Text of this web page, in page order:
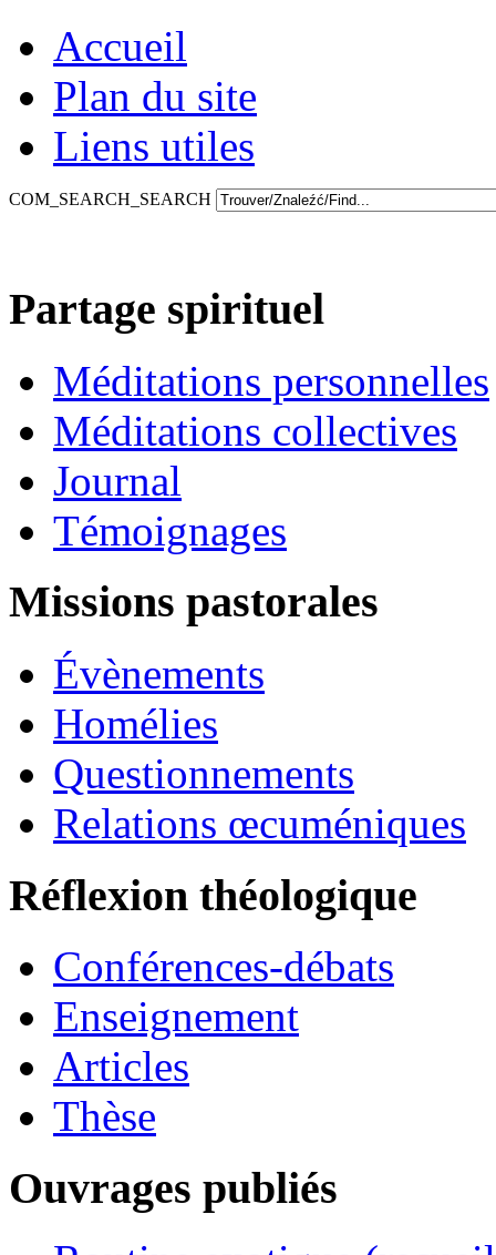
Accueil
Plan du site
Liens utiles
COM_SEARCH_SEARCH
Partage spirituel
Méditations personnelles
Méditations collectives
Journal
Témoignages
Missions pastorales
Évènements
Homélies
Questionnements
Relations œcuméniques
Réflexion théologique
Conférences-débats
Enseignement
Articles
Thèse
Ouvrages publiés